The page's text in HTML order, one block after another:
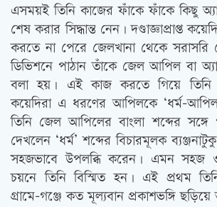
এসময়ই তিনি কাজের ফাঁকে ফাঁকে কিছু
শেষ করার সিদ্ধান্ত নেন। দণ্ডাজ্ঞাপ্রাপ্ত
করতে না পেরে জেলখানা থেকে সরাসরি
ডিভিশনে পাঠান তাঁকে জেল আপিল বা
বলা হয়। এই কাজ করতে গিয়ে তিনি
কয়েদিরা এ ধরণের আপিলকে ‘ধর্ম-
তিনি জেল আপিলের বাংলা শব্দের সঙ্গে
দেখলেন ‘ধর্ম’ শব্দের বিচারমূলক
সহজভাবে উপলব্ধি করেন। এমন সহজ
চয়নে তিনি বিস্মিত হন। এই প্রথম
গ্রামে-গঞ্জে কত মূল্যবান প্রকাশভঙ্গি